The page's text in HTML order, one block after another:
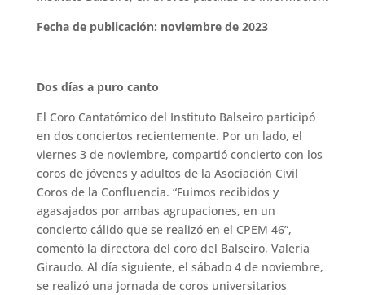
Fecha de publicación: noviembre de 2023
Dos días a puro canto
El Coro Cantatómico del Instituto Balseiro participó
en dos conciertos recientemente. Por un lado, el
viernes 3 de noviembre, compartió concierto con los
coros de jóvenes y adultos de la Asociación Civil
Coros de la Confluencia. “Fuimos recibidos y
agasajados por ambas agrupaciones, en un
concierto cálido que se realizó en el CPEM 46”,
comentó la directora del coro del Balseiro, Valeria
Giraudo. Al día siguiente, el sábado 4 de noviembre,
se realizó una jornada de coros universitarios